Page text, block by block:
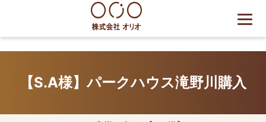
content
世田谷区の相続・空き家・借
却・買取は株式会社Orio
【S.A様】パークハウス滝野川購入